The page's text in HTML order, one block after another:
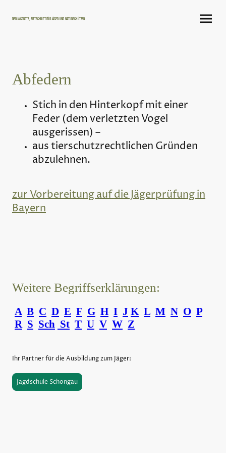
Der Jagdbote, Zeitschrift für Jäger und Naturschützer
Abfedern
Stich in den Hinterkopf mit einer
Feder (dem verletzten Vogel
ausgerissen) –
aus tierschutzrechtlichen Gründen
abzulehnen.
zur Vorbereitung auf die Jägerprüfung in
Bayern
Weitere Begriffserklärungen:
A B C D E F G H I J K L M N O P
R S Sch St T U V W Z
Ihr Partner für die Ausbildung zum Jäger:
Jagdschule Schongau